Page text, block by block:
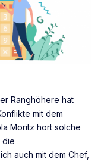
Ranghöhere hat
mit dem
Moritz hört solche
die
auch mit dem Chef,